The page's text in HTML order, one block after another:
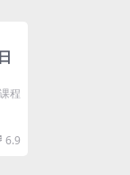
程
6.9